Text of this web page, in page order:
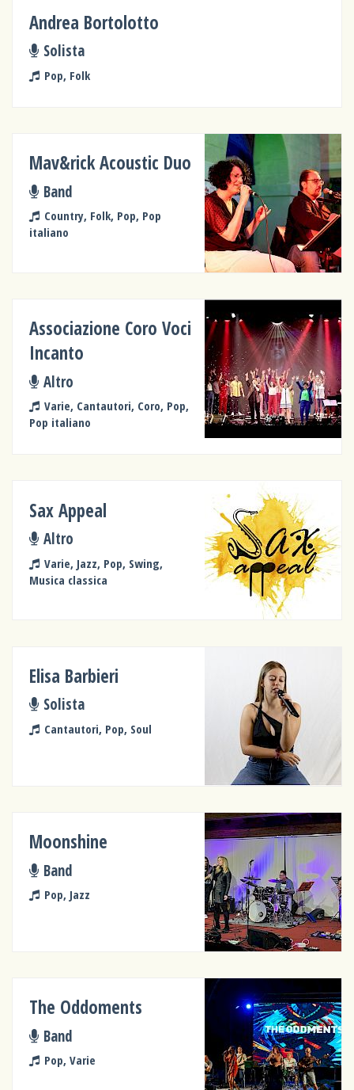
Andrea Bortolotto
Solista
Pop, Folk
Mav&rick Acoustic Duo
Band
Country, Folk, Pop, Pop
italiano
Associazione Coro Voci
Incanto
Altro
Varie, Cantautori, Coro, Pop,
Pop italiano
Sax Appeal
Altro
Varie, Jazz, Pop, Swing,
Musica classica
Elisa Barbieri
Solista
Cantautori, Pop, Soul
Moonshine
Band
Pop, Jazz
The Oddoments
Band
Pop, Varie